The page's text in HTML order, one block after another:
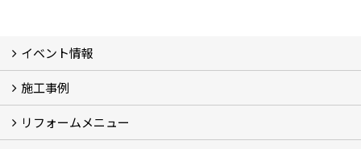
イベント情報
イベント予告
イベント報告
施工事例
フォトギャラリー
BeforeAfter (29)
お客様の声
リフォームメニュー